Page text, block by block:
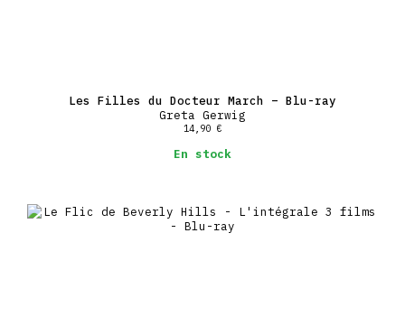
Les Filles du Docteur March – Blu-ray
Greta Gerwig
14,90 €
En stock